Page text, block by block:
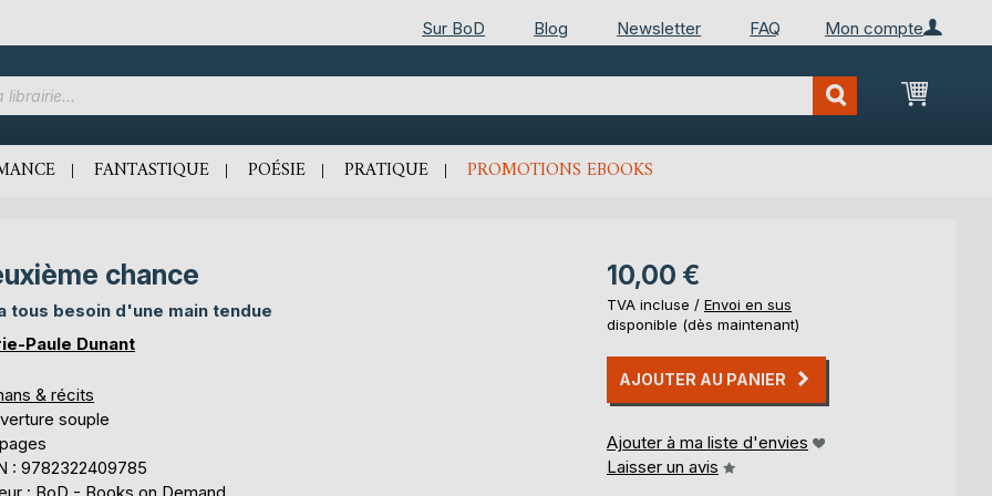
Mon compte
Sur BoD Blog Newsletter FAQ
Mon
FANTASTIQUE POÉSIE PRATIQUE PROMOTIONS EBOOKS
chance
tous besoin d'une main tendue
Paule Dunant
& récits
souple
: 9782322409785
10,00 €
TVA incluse / Envoi en sus
disponible (dès maintenant)
AJOUTER AU PANIER
Ajouter à ma liste d'envies
Laisser un avis